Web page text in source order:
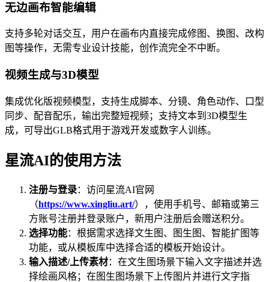
无边画布智能编辑
支持多轮对话交互，用户在画布内直接完成修图、换图、改构
图等操作，无需专业设计技能，创作流完全不中断。
视频生成与3D模型
集成优化版视频模型，支持生成脚本、分镜、角色动作、口型
同步、配音配乐，输出完整短视频；支持文本到3D模型生
成，可导出GLB格式用于游戏开发或数字人训练。
星流AI的使用方法
注册与登录：访问星流AI官网
（https://www.xingliu.art/），使用手机号、邮箱或第三
方账号注册并登录账户，新用户注册后会赠送积分。
选择功能：根据需求选择文生图、图生图、智能扩图等
功能，或从模板库中选择合适的模板开始设计。
输入描述/上传素材：在文生图场景下输入文字描述并选
择绘画风格；在图生图场景下上传图片并进行文字指